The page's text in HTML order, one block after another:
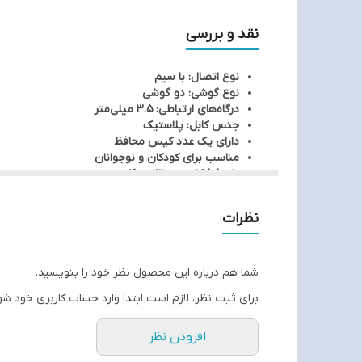
نقد و بررسی
نوع اتصال: با سیم
نوع گوشی: دو گوشی
درگاه‌های ارتباطی: 3.5 میلی‌متر
جنس کابل: پلاستیک
دارای یک عدد کیس محافظ
مناسب برای کودکان و نوجوانان
پاسخ فرکانسی: 30-16000 هرتز
نظرات
شما هم درباره این محصول نظر خود را بنویسید.
برای ثبت نظر، لازم است ابتدا وارد حساب کاربری خود
افزودن نظر